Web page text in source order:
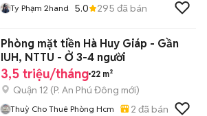
Ty Phạm 2hand 5.0 295 đã bán
Phòng mặt tiền Hà Huy Giáp - Gần
IUH, NTTU - Ở 3-4 người
3,5 triệu/tháng 22 m²
Quận 12 (P. An Phú Đông mới)
Thuỳ Cho Thuê Phòng Hcm 2 đã bán